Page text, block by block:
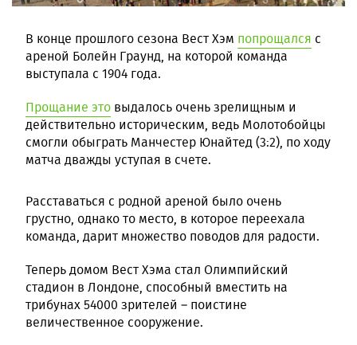
В конце прошлого сезона Вест Хэм попрощался с
ареной Болейн Граунд, на которой команда
выступала с 1904 года.
Прощание это выдалось очень зрелищным и
действительно историческим, ведь Молотобойцы
смогли обыграть Манчестер Юнайтед (3:2), по ходу
матча дважды уступая в счете.
Расставаться с родной ареной было очень
грустно, однако то место, в которое переехала
команда, дарит множество поводов для радости.
Теперь домом Вест Хэма стал Олимпийский
стадион в Лондоне, способный вместить на
трибунах 54000 зрителей – поистине
величественное сооружение.